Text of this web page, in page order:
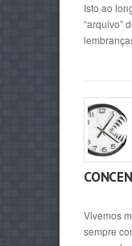
Isto ao
“arquivo”
Vivemos
sempre